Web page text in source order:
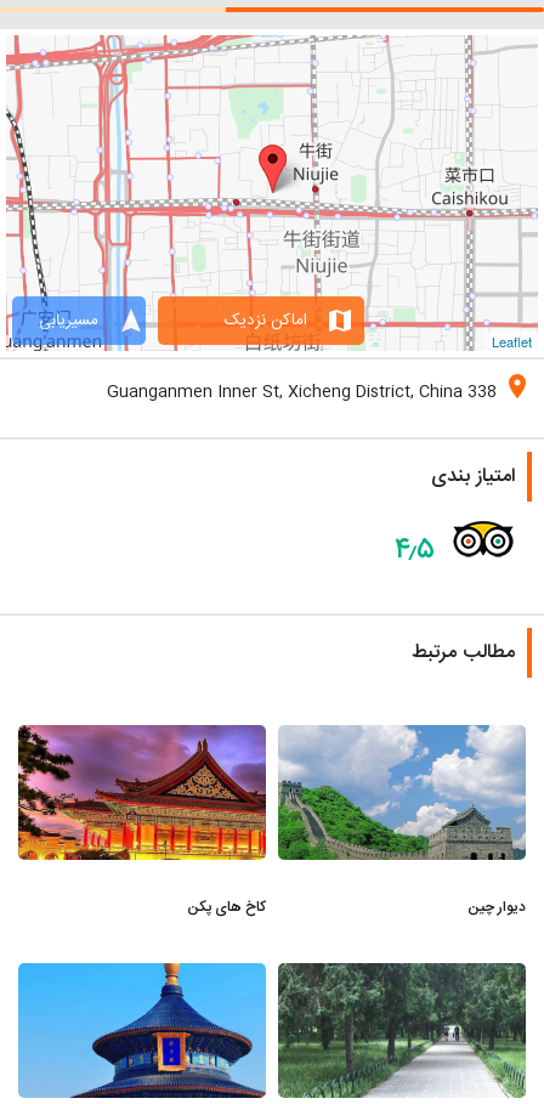
Leaflet
navigation مسیریابی map اماکن نزدیک
location_on
338 Guanganmen Inner St, Xicheng District, China
امتیاز بندی
۴٫۵
مطالب مرتبط
دیوار چین کاخ های پکن